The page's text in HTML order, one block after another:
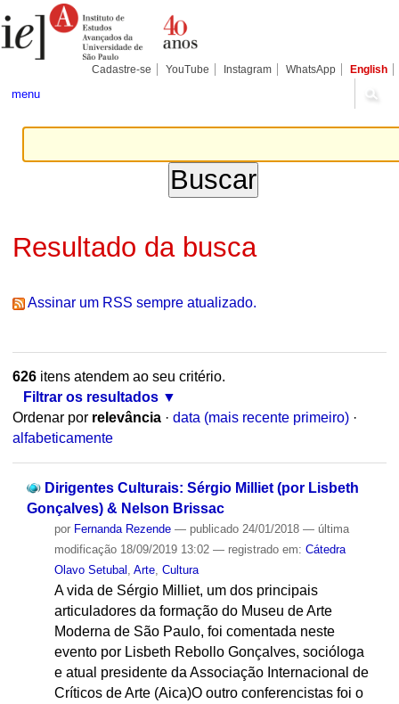
para
conteúdo.
Pessoais
Cadastre-se YouTube Instagram WhatsApp English
menu
Resultado da busca
Assinar um RSS sempre atualizado.
626itens atendem ao seu critério.
Filtrar os resultados
Ordenar por relevância · data (mais recente primeiro) ·
alfabeticamente
Dirigentes Culturais: Sérgio Milliet (por Lisbeth
Gonçalves) & Nelson Brissac
por Fernanda Rezende — publicado24/01/2018 — última
modificação18/09/2019 13:02 — registrado em: Cátedra
Olavo Setubal
Arte, Cultura
A vida de Sérgio Milliet, um dos principais
articuladores da formação do Museu de Arte
Moderna de São Paulo, foi comentada neste
evento por Lisbeth Rebollo Gonçalves, socióloga
e atual presidente da Associação Internacional de
Críticos de Arte (Aica)O outro conferencistas foi o